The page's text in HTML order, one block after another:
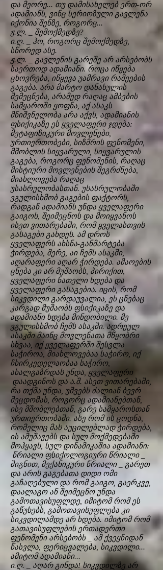
და მეორე... თუ დამისახელებ ერთ-ორ
ადამიანს, ვინც სერიოზული გავლენა
იქონია შენზე, როგორც...
ჟ.ლ. _ შემოქმედზე?
ი.ღ. _ ჰო, როგორც შემოქმედზე,
სწორედ ასე.
ჟ.ლ. _ გავლენის გარეშე არ არსებობს
საერთოდ ადამიანი. როცა იწყება
ცხოვრება, იწყევა უამრავი რამეების
გაგება. არა მარტო დანახულის
შემეცნება, არამედ რაღაც ამბების
სამყაროში ყოფნა, აქ ასაკს
მნიშვნელობა არა აქვს, ადამიანის
ფსიქიკაზე ეს ყველაფერი ჯდება:
მეტაფიზიკური მოვლენები,
ურთიერთობები, სიზმრის ფენომენი,
მშობლის სიყვარული, სიყვარულის
გაგება, როგორც ფენომენის, რაღაც
მისტიური მოვლენების შეგრძნება,
მიახლოვება რაღაც
უსასრულობასთან. უსასრულობაში
ვგულისხმობ გაგების ფაქტორს,
რადგან ადამიანს უნდა ყველაფერი
გაიგოს, შეიმეცნოს და მოიყვანოს
ისეთ ვითარებაში, რომ ყველასთვის
გასაგები გახდეს. ამ დროს
ყველაფერს ახსნა-განმარტება
ჭირდება, მერე, აი ჩემს ასაკში,
აღარაფერი აღარ ჭირდება. ამაოების
ცნება კი არ მუშაობს, პირიქით,
ყველაფერი ნათელი ხდება და
ყველაფერი გასაგებია. იცის, რომ
სიკვდილი გარდაუვალია, ეს ცნებაც
კარგად მუშაობს ფსიქიკაზე და
ადამიანი ხდება მინდობილი. მე
ვგულისხმობ ჩემს ასაკში. ადრეულ
ასაკში მაინც მოვლენათა მწყობრი
სხვაა, იქ ყველაფერში შესვლა
საჭიროა, მიახლოვებაა საჭირო, იქ
ჩხირკედელაობაა საჭირო,
ახალგაზრდას უნდა, ყველაფერი
დაადგინოს და ა.შ. ასეთ ვითარებაში,
რა თქმა უნდა, უშვებს ძალიან ბევრ
შეცდომას, როგორც ადამიანებთან,
ისე მშობლებთან, გარე სამყაროსთან
ურთიერთობაში. ასე რომ ის ცოდნა,
რომელიც მას აუცილებლად ჭირდება,
ის ამუშავებს და სულ მოქმედებაში
მოჰყავს, სულ დინამიკაშია ადამიანი:
წრიალი ფსიქოლოგიური წრიალი _
შიგნით, მექანიკური წრიალი _ გარეთ
და არის გაგებათა დიდი ომი
გაჩაღებული და რომ გაიგო, გაერკვე,
დაალაგო ან შეიმეცნო უნდა
გამოთავისუფლდე, იმიტომ რომ ეს
გაწუხებს, გამოთავისუფლება კი
სიკვდილამდე არ ხდება. იმიტომ რომ
გათავისუფლების ერთადერთი
ფენომენი არსებობს _ ამ ქვეყნიდან
წასვლა, ფერიცვალება, სიკვდილი...
ამიტომ ადამიანი...
ი.ღ. _ აღარ გინდა! სიკვდილზე არ